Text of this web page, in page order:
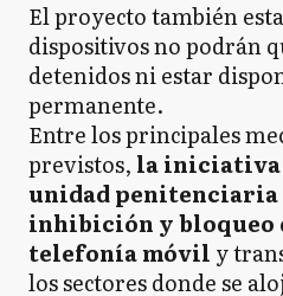
El proyecto también
dispositivos no podrán
detenidos ni estar
permanente.
Entre los principales
previstos, la iniciativa
unidad penitenciaria
inhibición y bloqueo
telefonía móvil y
los sectores donde se